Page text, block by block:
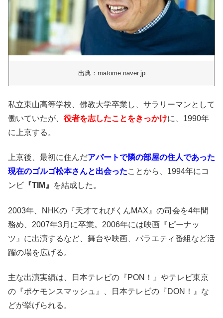
出典：matome.naver.jp
私立東山高等学校、佛教大学卒業し、サラリーマンとして
働いていたが、 役者を志したことをきっかけに、1990年
に上京する。
上京後、最初に住んだアパートで隣の部屋の住人であった
現在のゴルゴ松本さんと出会ったことから、1994年にコ
ンビ 『TIM』 を結成した。
2003年、NHKの『天才てれびくんMAX』の司会を4年間
務め、2007年3月に卒業。2006年には映画『ピーナッ
ツ』に出演するなど、舞台や映画、バラエティ番組など活
躍の場を広げる。
主な出演実績は、日本テレビの『PON！』やテレビ東京
の『ポケモンスマッシュ』、日本テレビの『DON！』な
どが挙げられる。